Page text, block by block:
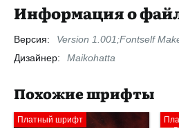
Информация о
Версия:
Version 1.001;Fontself
Дизайнер:
Maikohatta
Похожие шрифты
Платный шрифт